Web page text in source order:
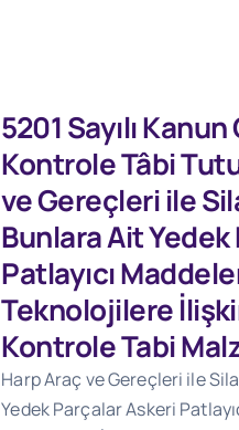
5201 Sayılı
Kontrole Tâbi
ve Gereçleri ile
Bunlara Ait
Patlayıcı
Teknolojilere
Kontrole Tabi
Harp Araç ve Gereçleri ile
Yedek Parçalar Askeri